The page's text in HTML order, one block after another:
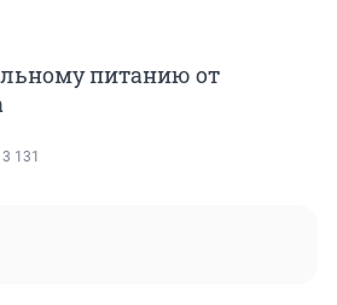
питанию от
3 131